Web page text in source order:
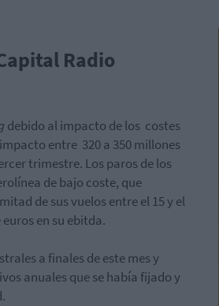
Radio
debido al impacto de los costes
entre 320 a 350 millones
trimestre. Los paros de los
de bajo coste, que
de sus vuelos entre el 15 y el
en su ebitda.
a finales de este mes y
anuales que se había fijado y